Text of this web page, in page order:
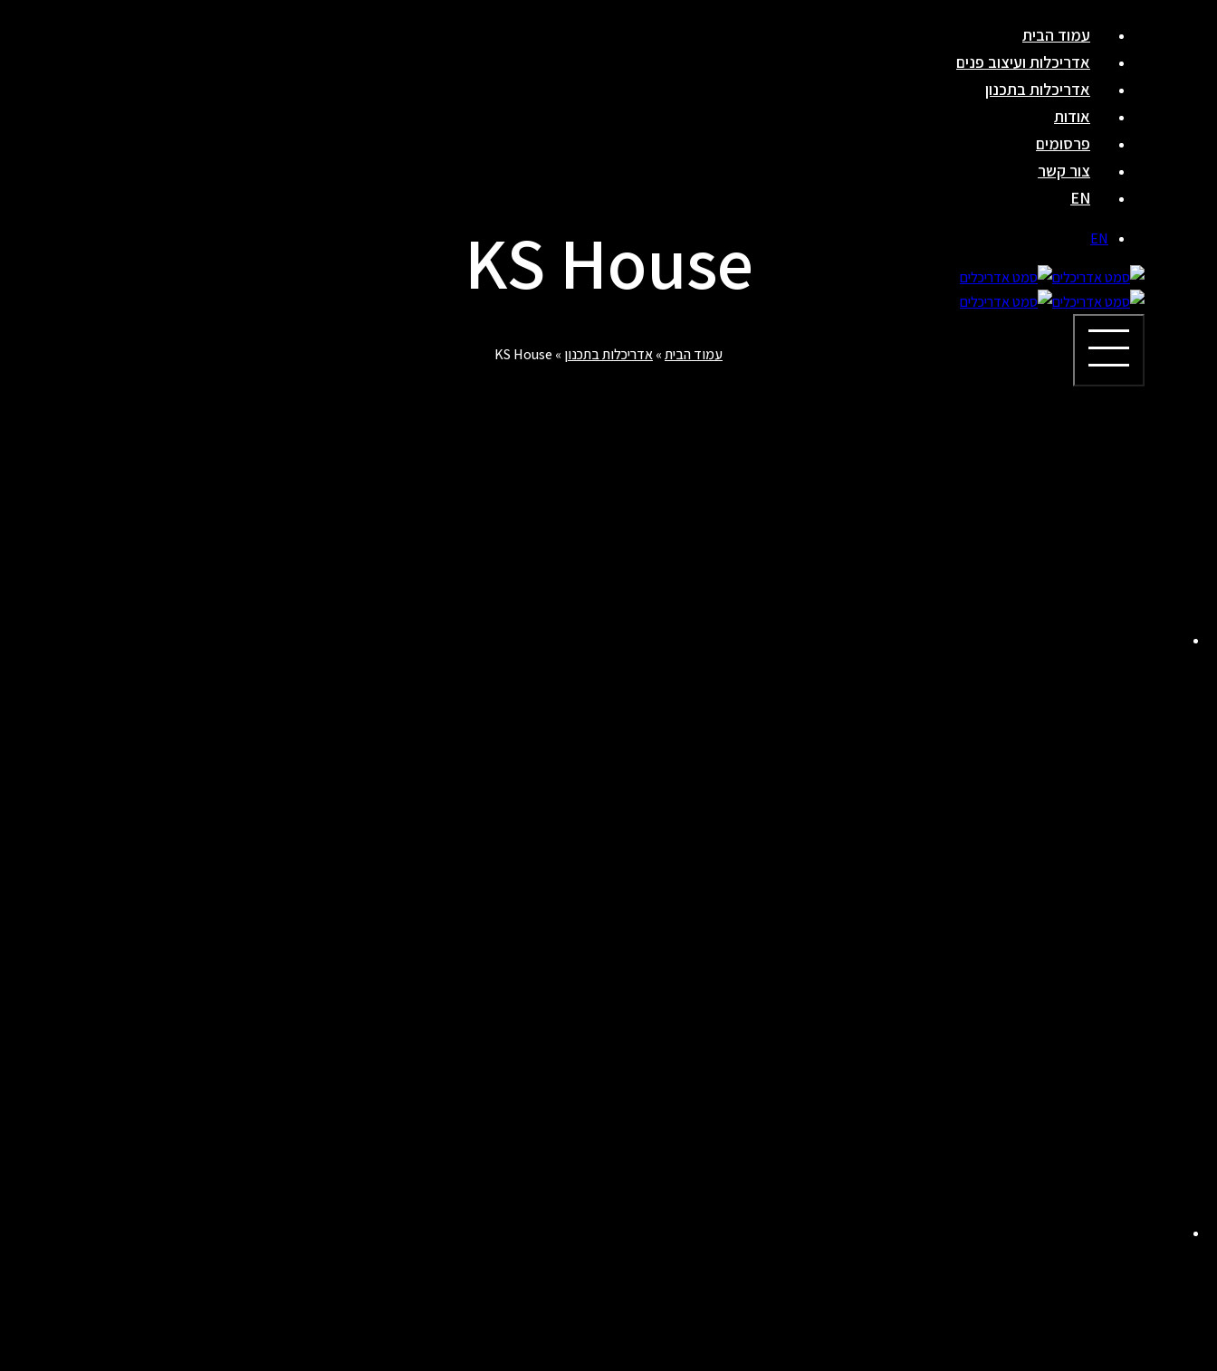
עמוד הבית
אדריכלות ועיצוב פנים
אדריכלות בתכנון
אודות
פרסומים
צור קשר
EN
EN
KS House
עמוד הבית»אדריכלות בתכנון »
KS House